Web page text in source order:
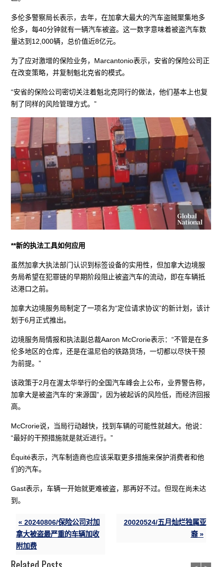
多伦多警察局长表示，去年，在加拿大最大的汽车盗贼聚集地多
伦多，每40分钟就有一辆汽车被盗。这一数字意味着被盗汽车数
量达到12,000辆，总价值近8亿元。
为了应对激增的保险业务，Marcantonio表示，安省的保险公司正
在改变策略，并复制魁北克省的模式。
“安省的保险公司密切关注着魁北克同行的做法，他们基本上也复
制了同样的风险管理方式。”
**新的执法工具如何应用
虽然加拿大执法部门认识到标签设备的实用性，但加拿大边境服
务局希望在犯罪链的早期阶段阻止被盗汽车的流动，即在车辆抵
达港口之前。
加拿大边境服务局制定了一项名为“定位请求协议”的新计划，该计
划于6月正式推出。
边境服务局情报和执法副总裁Aaron McCrorie表示：“不管是在多
伦多地区的仓库，还是在温尼伯的铁路货场，一切都以尽快干预
为前提。”
该政策于2月在渥太华举行的全国汽车峰会上公布，业界警告称，
加拿大是被盗汽车的“来源国”，因为被起诉的风险低，而经济回报
高。
McCrorie说，当局行动越快，找到车辆的可能性就越大。他说：
“最好的干预措施就是就近进行。”
Équité表示，汽车制造商也应该采取更多措施来保护消费者和他
们的汽车。
Gast表示，车辆一开始就更难被盗，那再好不过。但现在尚未达
到。
« 20240806/保险公司对加
拿大被盗最严重的车辆加收
附加费
20020524/五月灿烂独属亚
裔 »